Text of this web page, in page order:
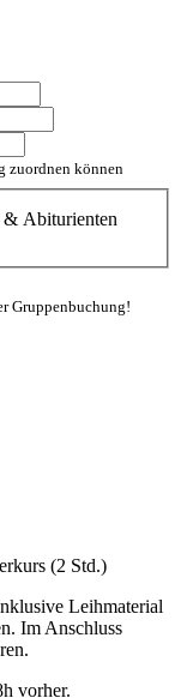
zuordnen können
& Abiturienten
Gruppenbuchung!
(2 Std.)
Leihmaterial
Im Anschluss
vorher.